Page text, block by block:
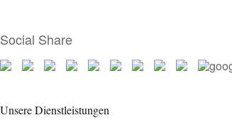
Social Share
Unsere Dienstleistungen